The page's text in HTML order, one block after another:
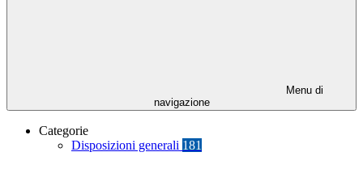
Menu di
navigazione
Categorie
Disposizioni generali 181